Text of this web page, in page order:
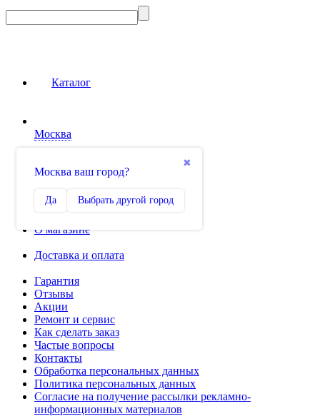
Каталог
Москва
✖
Москва ваш город?
Да Выбрать другой город
0
Избранное
О магазине
Доставка и оплата
Гарантия
Отзывы
Акции
Ремонт и сервис
Как сделать заказ
Частые вопросы
Контакты
Обработка персональных данных
Политика персональных данных
Согласие на получение рассылки рекламно-
информационных материалов